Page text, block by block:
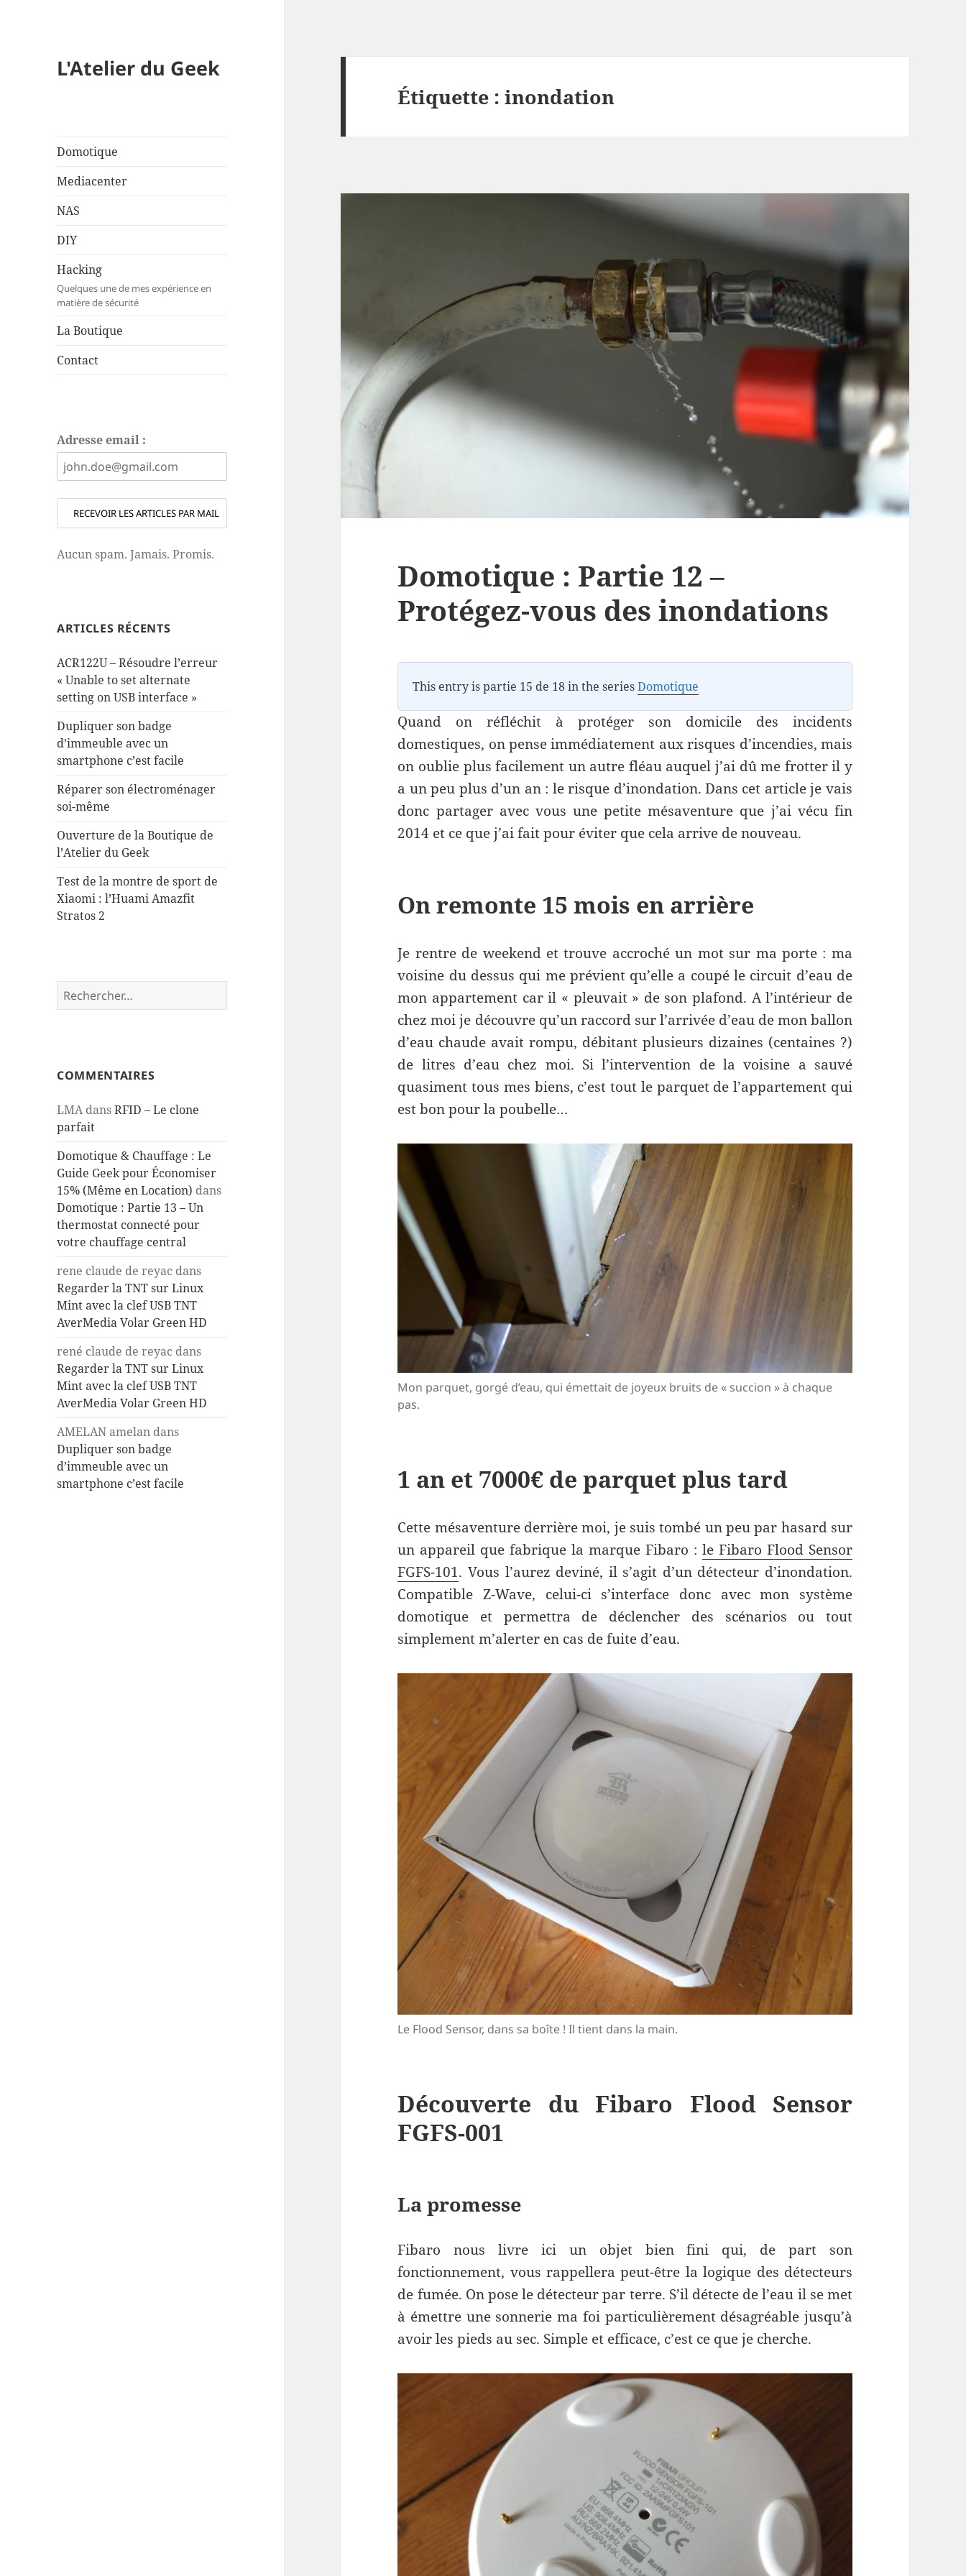
L'Atelier du Geek
Domotique
Mediacenter
NAS
DIY
Hacking
Quelques une de mes expérience en
matière de sécurité
La Boutique
Contact
Adresse email :
Aucun spam. Jamais. Promis.
ARTICLES RÉCENTS
ACR122U – Résoudre l’erreur
« Unable to set alternate
setting on USB interface »
Dupliquer son badge
d’immeuble avec un
smartphone c’est facile
Réparer son électroménager
soi-même
Ouverture de la Boutique de
l’Atelier du Geek
Test de la montre de sport de
Xiaomi : l’Huami Amazfit
Stratos 2
Rechercher :
COMMENTAIRES
LMAdansRFID – Le clone
parfait
Domotique & Chauffage : Le
Guide Geek pour Économiser
15% (Même en Location) dans
Domotique : Partie 13 – Un
thermostat connecté pour
votre chauffage central
rene claude de reyac dans
Regarder la TNT sur Linux
Mint avec la clef USB TNT
AverMedia Volar Green HD
rené claude de reyac dans
Regarder la TNT sur Linux
Mint avec la clef USB TNT
AverMedia Volar Green HD
AMELAN amelan dans
Dupliquer son badge
d’immeuble avec un
smartphone c’est facile
Étiquette :inondation
Domotique : Partie 12 –
Protégez-vous des inondations
This entry is partie 15 de 18 in the seriesDomotique
Quand on réfléchit à protéger son domicile des incidents
domestiques, on pense immédiatement aux risques d’incendies, mais
on oublie plus facilement un autre fléau auquel j’ai dû me frotter il y
a un peu plus d’un an : le risque d’inondation. Dans cet article je vais
donc partager avec vous une petite mésaventure que j’ai vécu fin
2014 et ce que j’ai fait pour éviter que cela arrive de nouveau.
On remonte 15 mois en arrière
Je rentre de weekend et trouve accroché un mot sur ma porte : ma
voisine du dessus qui me prévient qu’elle a coupé le circuit d’eau de
mon appartement car il « pleuvait » de son plafond. A l’intérieur de
chez moi je découvre qu’un raccord sur l’arrivée d’eau de mon ballon
d’eau chaude avait rompu, débitant plusieurs dizaines (centaines ?)
de litres d’eau chez moi. Si l’intervention de la voisine a sauvé
quasiment tous mes biens, c’est tout le parquet de l’appartement qui
est bon pour la poubelle…
Mon parquet, gorgé d’eau, qui émettait de joyeux bruits de « succion » à chaque
pas.
1 an et 7000€ de parquet plus tard
Cette mésaventure derrière moi, je suis tombé un peu par hasard sur
un appareil que fabrique la marque Fibaro :le Fibaro Flood Sensor
FGFS-101. Vous l’aurez deviné, il s’agit d’un détecteur d’inondation.
Compatible Z-Wave, celui-ci s’interface donc avec mon système
domotique et permettra de déclencher des scénarios ou tout
simplement m’alerter en cas de fuite d’eau.
Le Flood Sensor, dans sa boîte ! Il tient dans la main.
Découverte du Fibaro Flood Sensor
FGFS-001
La promesse
Fibaro nous livre ici un objet bien fini qui, de part son
fonctionnement, vous rappellera peut-être la logique des détecteurs
de fumée. On pose le détecteur par terre. S’il détecte de l’eau il se met
à émettre une sonnerie ma foi particulièrement désagréable jusqu’à
avoir les pieds au sec. Simple et efficace, c’est ce que je cherche.